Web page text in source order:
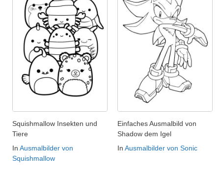
Squishmallow Insekten und
Tiere
In Ausmalbilder von
Squishmallow
Einfaches Ausmalbild von
Shadow dem Igel
In Ausmalbilder von Sonic